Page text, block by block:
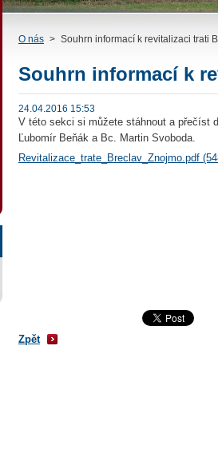
O nás > Souhrn informací k revitalizaci trati
Souhrn informací k
24.04.2016 15:53
V této sekci si můžete stáhnout a přečíst
Ľubomír Beňák a Bc. Martin Svoboda.
Revitalizace_trate_Breclav_Znojmo.pdf
Zpět